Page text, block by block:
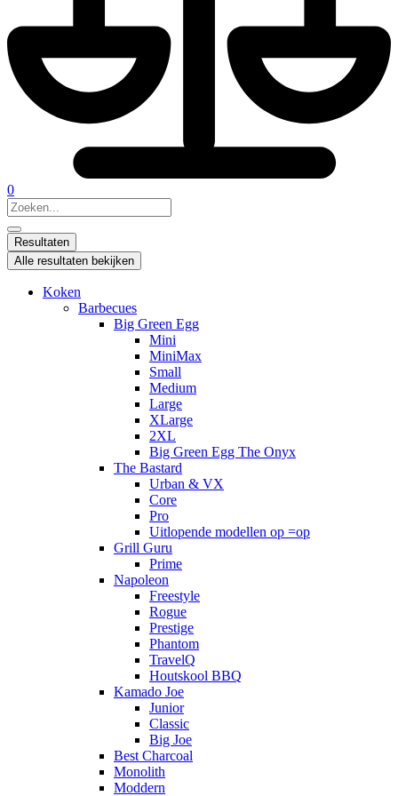
0
Search
...
Resultaten
Alle resultaten bekijken
Koken
Barbecues
Big Green Egg
Mini
MiniMax
Small
Medium
Large
XLarge
2XL
Big Green Egg The Onyx
The Bastard
Urban & VX
Core
Pro
Uitlopende modellen op =op
Grill Guru
Prime
Napoleon
Freestyle
Rogue
Prestige
Phantom
TravelQ
Houtskool BBQ
Kamado Joe
Junior
Classic
Big Joe
Best Charcoal
Monolith
Moddern